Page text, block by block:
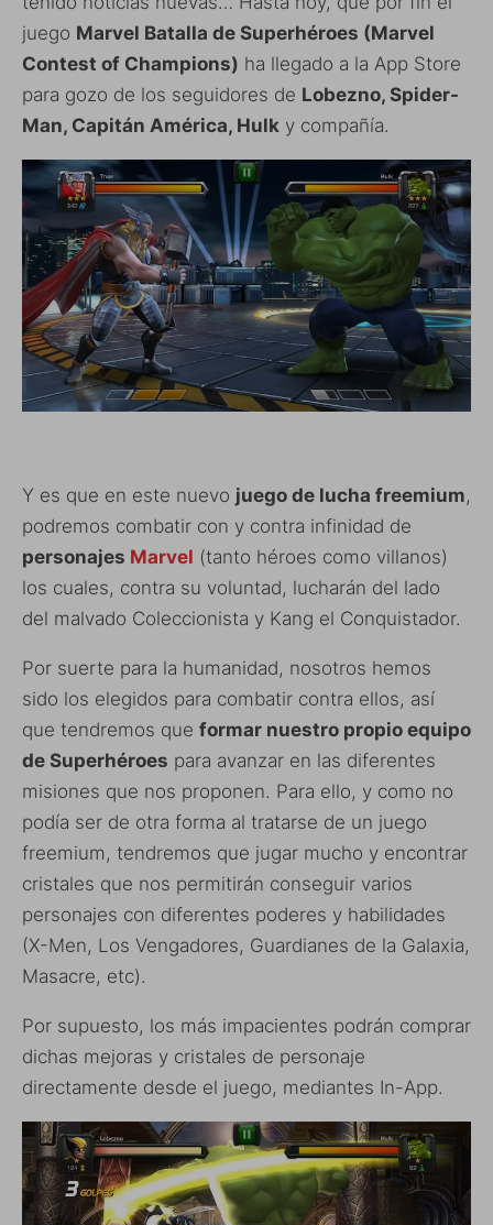
juego Marvel Batalla de Superhéroes (Marvel
Contest of Champions) ha llegado a la App Store
para gozo de los seguidores de Lobezno, Spider-
Man, Capitán América, Hulk y compañía.
Y es que en este nuevo juego de lucha freemium,
podremos combatir con y contra infinidad de
personajes Marvel (tanto héroes como villanos)
los cuales, contra su voluntad, lucharán del lado
del malvado Coleccionista y Kang el Conquistador.
Por suerte para la humanidad, nosotros hemos
sido los elegidos para combatir contra ellos, así
que tendremos que formar nuestro propio equipo
de Superhéroes para avanzar en las diferentes
misiones que nos proponen. Para ello, y como no
podía ser de otra forma al tratarse de un juego
freemium, tendremos que jugar mucho y encontrar
cristales que nos permitirán conseguir varios
personajes con diferentes poderes y habilidades
(X-Men, Los Vengadores, Guardianes de la Galaxia,
Masacre, etc).
Por supuesto, los más impacientes podrán comprar
dichas mejoras y cristales de personaje
directamente desde el juego, mediantes In-App.